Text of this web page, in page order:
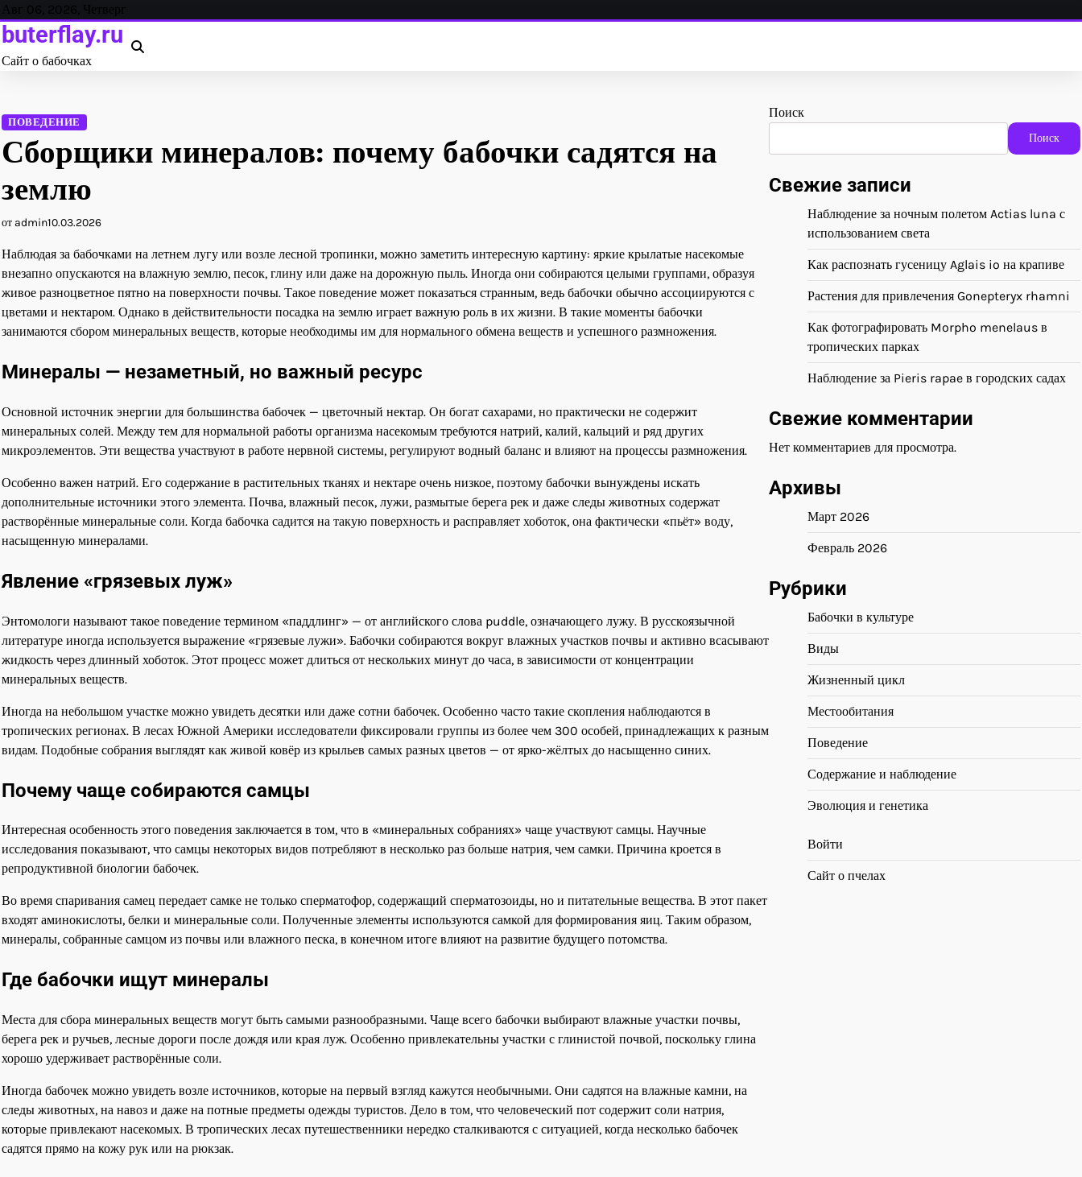
Перейти
к
содержанию
Авг 06, 2026, Четверг
buterflay.ru
Сайт о бабочках
ПОВЕДЕНИЕ
Сборщики минералов: почему бабочки садятся на
землю
от admin10.03.2026
Наблюдая за бабочками на летнем лугу или возле лесной тропинки, можно заметить интересную картину: яркие крылатые насекомые
внезапно опускаются на влажную землю, песок, глину или даже на дорожную пыль. Иногда они собираются целыми группами, образуя
живое разноцветное пятно на поверхности почвы. Такое поведение может показаться странным, ведь бабочки обычно ассоциируются с
цветами и нектаром. Однако в действительности посадка на землю играет важную роль в их жизни. В такие моменты бабочки
занимаются сбором минеральных веществ, которые необходимы им для нормального обмена веществ и успешного размножения.
Минералы — незаметный, но важный ресурс
Основной источник энергии для большинства бабочек — цветочный нектар. Он богат сахарами, но практически не содержит
минеральных солей. Между тем для нормальной работы организма насекомым требуются натрий, калий, кальций и ряд других
микроэлементов. Эти вещества участвуют в работе нервной системы, регулируют водный баланс и влияют на процессы размножения.
Особенно важен натрий. Его содержание в растительных тканях и нектаре очень низкое, поэтому бабочки вынуждены искать
дополнительные источники этого элемента. Почва, влажный песок, лужи, размытые берега рек и даже следы животных содержат
растворённые минеральные соли. Когда бабочка садится на такую поверхность и расправляет хоботок, она фактически «пьёт» воду,
насыщенную минералами.
Явление «грязевых луж»
Энтомологи называют такое поведение термином «паддлинг» — от английского слова puddle, означающего лужу. В русскоязычной
литературе иногда используется выражение «грязевые лужи». Бабочки собираются вокруг влажных участков почвы и активно всасывают
жидкость через длинный хоботок. Этот процесс может длиться от нескольких минут до часа, в зависимости от концентрации
минеральных веществ.
Иногда на небольшом участке можно увидеть десятки или даже сотни бабочек. Особенно часто такие скопления наблюдаются в
тропических регионах. В лесах Южной Америки исследователи фиксировали группы из более чем 300 особей, принадлежащих к разным
видам. Подобные собрания выглядят как живой ковёр из крыльев самых разных цветов — от ярко-жёлтых до насыщенно синих.
Почему чаще собираются самцы
Интересная особенность этого поведения заключается в том, что в «минеральных собраниях» чаще участвуют самцы. Научные
исследования показывают, что самцы некоторых видов потребляют в несколько раз больше натрия, чем самки. Причина кроется в
репродуктивной биологии бабочек.
Во время спаривания самец передает самке не только сперматофор, содержащий сперматозоиды, но и питательные вещества. В этот пакет
входят аминокислоты, белки и минеральные соли. Полученные элементы используются самкой для формирования яиц. Таким образом,
минералы, собранные самцом из почвы или влажного песка, в конечном итоге влияют на развитие будущего потомства.
Где бабочки ищут минералы
Места для сбора минеральных веществ могут быть самыми разнообразными. Чаще всего бабочки выбирают влажные участки почвы,
берега рек и ручьев, лесные дороги после дождя или края луж. Особенно привлекательны участки с глинистой почвой, поскольку глина
хорошо удерживает растворённые соли.
Иногда бабочек можно увидеть возле источников, которые на первый взгляд кажутся необычными. Они садятся на влажные камни, на
следы животных, на навоз и даже на потные предметы одежды туристов. Дело в том, что человеческий пот содержит соли натрия,
которые привлекают насекомых. В тропических лесах путешественники нередко сталкиваются с ситуацией, когда несколько бабочек
садятся прямо на кожу рук или на рюкзак.
Поиск
Поиск
Свежие записи
Наблюдение за ночным полетом Actias luna с
использованием света
Как распознать гусеницу Aglais io на крапиве
Растения для привлечения Gonepteryx rhamni
Как фотографировать Morpho menelaus в
тропических парках
Наблюдение за Pieris rapae в городских садах
Свежие комментарии
Нет комментариев для просмотра.
Архивы
Март 2026
Февраль 2026
Рубрики
Бабочки в культуре
Виды
Жизненный цикл
Местообитания
Поведение
Содержание и наблюдение
Эволюция и генетика
Войти
Сайт о пчелах